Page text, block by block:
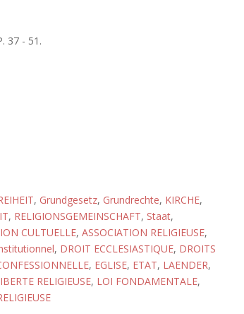
37 - 51.
, Grundgesetz, Grundrechte, KIRCHE,
, RELIGIONSGEMEINSCHAFT, Staat,
CULTUELLE, ASSOCIATION RELIGIEUSE,
, DROIT ECCLESIASTIQUE, DROITS
, EGLISE, ETAT, LAENDER,
RELIGIEUSE, LOI FONDAMENTALE,